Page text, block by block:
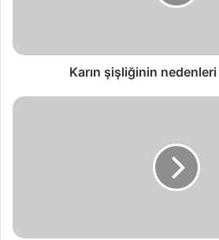
Karın şişliğinin